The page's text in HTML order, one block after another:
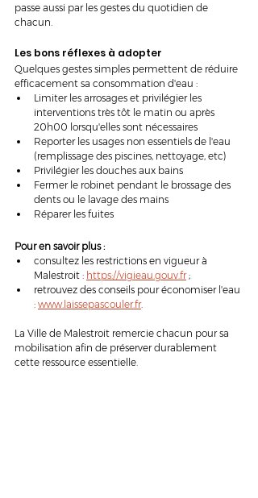
passe aussi par les gestes du quotidien de
chacun.
Les bons réflexes à adopter
Quelques gestes simples permettent de réduire
efficacement sa consommation d'eau :
Limiter les arrosages et privilégier les
interventions très tôt le matin ou après
20h00 lorsqu'elles sont nécessaires
Reporter les usages non essentiels de l'eau
(remplissage des piscines, nettoyage, etc)
Privilégier les douches aux bains
Fermer le robinet pendant le brossage des
dents ou le lavage des mains
Réparer les fuites
Pour en savoir plus :
consultez les restrictions en vigueur à
Malestroit : https://vigieau.gouv.fr ;
retrouvez des conseils pour économiser l'eau
: www.laissepascouler.fr.
La Ville de Malestroit remercie chacun pour sa
mobilisation afin de préserver durablement
cette ressource essentielle.